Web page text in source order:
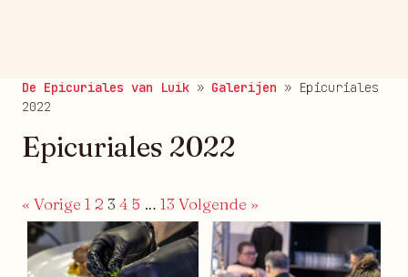
De Epicuriales van Luik » Galerijen » Epicuriales
2022
Epicuriales 2022
« Vorige 1 2 3 4 5 … 13 Volgende »